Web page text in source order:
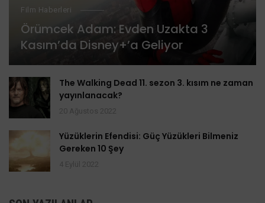
Film Haberleri
Örümcek Adam: Evden Uzakta 3
Kasım’da Disney+’a Geliyor
The Walking Dead 11. sezon 3. kısım ne zaman
yayınlanacak?
Yüzüklerin Efendisi: Güç Yüzükleri Bilmeniz
Gereken 10 Şey